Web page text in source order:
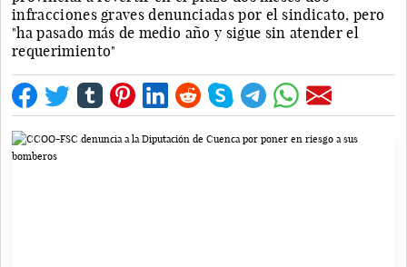
infracciones graves denunciadas por el sindicato, pero
"ha pasado más de medio año y sigue sin atender el
requerimiento"